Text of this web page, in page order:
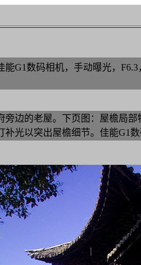
能G1数码相机，手动曝光，
旁边的老屋。下页图：屋檐局部
补光以突出屋檐细节。佳能G1